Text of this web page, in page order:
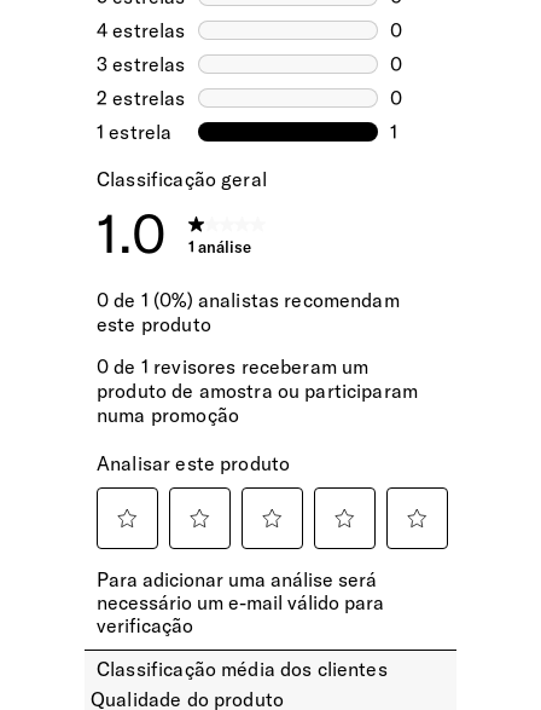
100% do peso do tecido exterior e forro interior é feito com
plástico PET reciclado, reutilizando o equivalente a 29
garrafas (0,5L – 20g).
EXTERIOR
Resistente à Água
Ergonómicas e ajustáveis para maior conforto.
Bolsos Exteriores
Encaixe Pega Extensível
Permite o encaixe da pasta na pega extensível da mala de
nas Ilhas dos Açores e Madeira. A sua
encomenda será expedida via aérea e tem
um tempo estimado de entrega entre 6 a 10
dias úteis.
Encomendas pagas até às 15h têm previsão
hora, serão expedidas no dia útil seguinte.